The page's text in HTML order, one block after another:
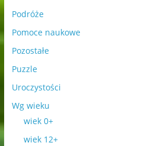
Podróże
Pomoce naukowe
Pozostałe
Puzzle
Uroczystości
Wg wieku
wiek 0+
wiek 12+